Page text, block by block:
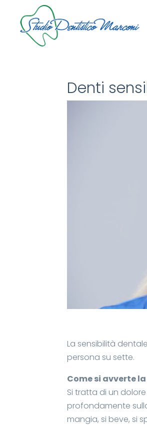
Denti
La sensibilità
persona su sette.
Come si avverte
Si tratta di un
profondamente
mangia, si beve, si